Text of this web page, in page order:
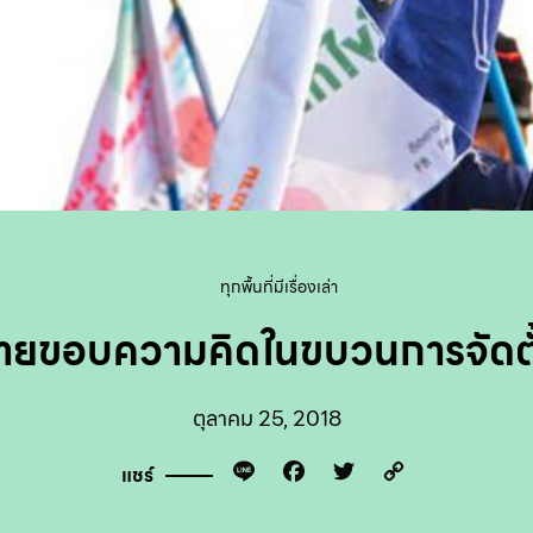
ทุกพื้นที่มีเรื่องเล่า
ยขอบความคิดในขบวนการจัด
ตุลาคม 25, 2018
แชร์ Line Facebook
Twitter